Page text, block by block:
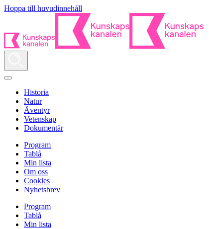
Hoppa till huvudinnehåll
Historia
Natur
Äventyr
Vetenskap
Dokumentär
Program
Tablå
Min lista
Om oss
Cookies
Nyhetsbrev
Program
Tablå
Min lista